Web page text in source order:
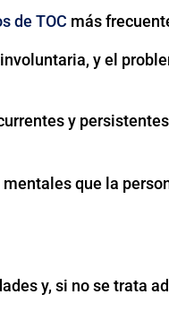
de TOC más
y el
y
que la
y, si no se trata